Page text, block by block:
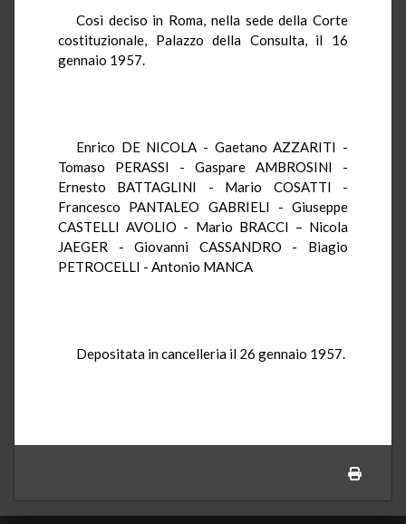
Così deciso in Roma, nella sede della Corte
costituzionale, Palazzo della Consulta, il 16
gennaio 1957.
Enrico DE NICOLA - Gaetano AZZARITI -
Tomaso PERASSI - Gaspare AMBROSINI -
Ernesto BATTAGLINI - Mario COSATTI -
Francesco PANTALEO GABRIELI - Giuseppe
CASTELLI AVOLIO - Mario BRACCI – Nicola
JAEGER - Giovanni CASSANDRO - Biagio
PETROCELLI - Antonio MANCA
Depositata in cancelleria il 26 gennaio 1957.